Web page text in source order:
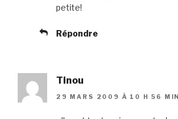
petite!
Répondre
Tinou
29 MARS 2009 À 10 H 56 MIN